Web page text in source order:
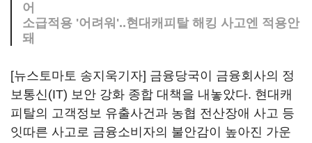
어
소급적용 '어려워'..현대캐피탈 해킹 사고엔 적용안
돼
[뉴스토마토 송지욱기자] 금융당국이 금융회사의 정
보통신(IT) 보안 강화 종합 대책을 내놓았다. 현대캐
피탈의 고객정보 유출사건과 농협 전산장애 사고 등
잇따른 사고로 금융소비자의 불안감이 높아진 가운